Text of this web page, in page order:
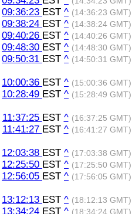
09:36:23 EST ^ (14:36:23 GMT)
09:38:24 EST ^ (14:38:24 GMT)
09:40:26 EST ^ (14:40:26 GMT)
09:48:30 EST ^ (14:48:30 GMT)
09:50:31 EST ^ (14:50:31 GMT)
10:00:36 EST ^ (15:00:36 GMT)
10:28:49 EST ^ (15:28:49 GMT)
11:37:25 EST ^ (16:37:25 GMT)
11:41:27 EST ^ (16:41:27 GMT)
12:03:38 EST ^ (17:03:38 GMT)
12:25:50 EST ^ (17:25:50 GMT)
12:56:05 EST ^ (17:56:05 GMT)
13:12:13 EST ^ (18:12:13 GMT)
13:34:24 EST ^ (18:34:24 GMT)